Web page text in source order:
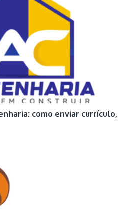
como enviar currículo,